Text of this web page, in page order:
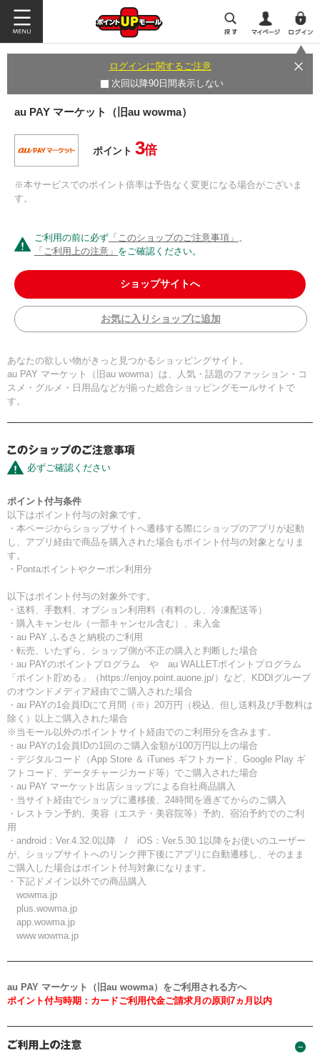
ログインに関するご注意
次回以降90日間表示しない
au PAY マーケット（旧au wowma）
ポイント 3倍
※本サービスでのポイント倍率は予告なく変更になる場合がございま
す。
ご利用の前に必ず 「このショップのご注意事項」 、
「ご利用上の注意」 をご確認ください。
ショップサイトへ
お気に入りショップに追加
あなたの欲しい物がきっと見つかるショッピングサイト。
au PAY マーケット（旧au wowma）は、人気・話題のファッション・コ
スメ・グルメ・日用品などが揃った総合ショッピングモールサイトで
す。
必ずご確認ください
ポイント付与条件
以下はポイント付与の対象です。
・本ページからショップサイトへ遷移する際にショップのアプリが起動
し、アプリ経由で商品を購入された場合もポイント付与の対象となりま
す。
・Pontaポイントやクーポン利用分
以下はポイント付与の対象外です。
・送料、手数料、オプション利用料（有料のし、冷凍配送等）
・購入キャンセル（一部キャンセル含む）、未入金
・au PAY ふるさと納税のご利用
・転売、いたずら、ショップ側が不正の購入と判断した場合
・au PAYのポイントプログラム や au WALLETポイントプログラム
「ポイント貯める」（https://enjoy.point.auone.jp/）など、KDDIグループ
のオウンドメディア経由でご購入された場合
・au PAYの1会員IDにて月間（※）20万円（税込、但し送料及び手数料は
除く）以上ご購入された場合
※当モール以外のポイントサイト経由でのご利用分を含みます。
・au PAYの1会員IDの1回のご購入金額が100万円以上の場合
・デジタルコード（App Store ＆ iTunes ギフトカード、Google Play ギ
フトコード、データチャージカード等）でご購入された場合
・au PAY マーケット出店ショップによる自社商品購入
・当サイト経由でショップに遷移後、24時間を過ぎてからのご購入
・レストラン予約、美容（エステ・美容院等）予約、宿泊予約でのご利
用
・android：Ver.4.32.0以降 / iOS：Ver.5.30.1以降をお使いのユーザー
が、ショップサイトへのリンク押下後にアプリに自動遷移し、そのまま
ご購入した場合はポイント付与対象になります。
・下記ドメイン以外での商品購入
wowma.jp
plus.wowma.jp
app.wowma.jp
www.wowma.jp
au PAY マーケット（旧au wowma）をご利用される方へ
ポイント付与時期：カードご利用代金ご請求月の原則7ヵ月以内